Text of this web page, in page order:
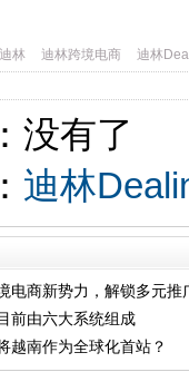
迪林 迪林跨境电商 迪林
没有了
迪林
电商新势力，解锁多元推
前由六大系统组成
越南作为全球化首站？